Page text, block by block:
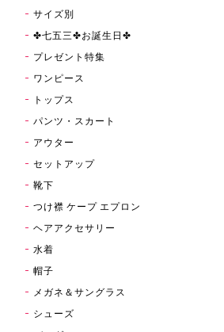
サイズ別
✤七五三✤お誕生日✤
プレゼント特集
ワンピース
トップス
パンツ・スカート
アウター
セットアップ
靴下
つけ襟 ケープ エプロン
ヘアアクセサリー
水着
帽子
メガネ＆サングラス
シューズ